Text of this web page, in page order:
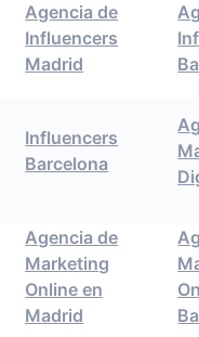
Agencia de
Influencers
Madrid
Influencers
Barcelona
Agencia de
Marketing
Online en
Madrid